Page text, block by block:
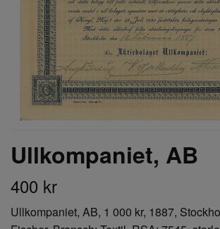
Ullkompaniet, AB
400 kr
Ullkompaniet, AB, 1 000 kr, 1887,